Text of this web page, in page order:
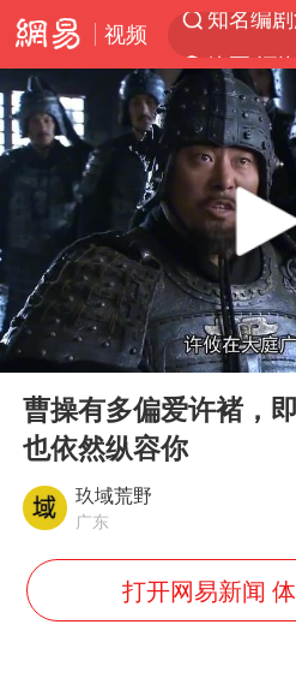
视频
峰哥 汪
解锁各
河南重
黄金创
金饰克
白海豚
酒店回
网传《
Play
00:00
曹操有多偏爱许褚，
也依然纵容你
玖域荒野
广东
打开网易新闻